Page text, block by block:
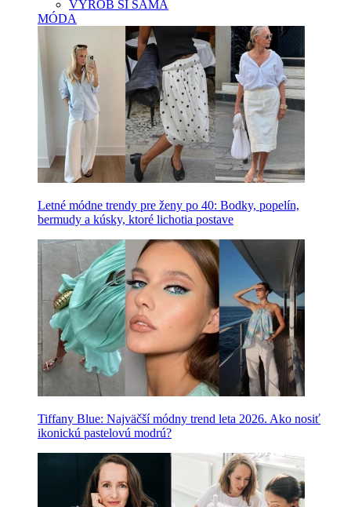
VYROB SI SAMA
MÓDA
Letné módne trendy pre ženy po 40: Bodky, popelín,
bermudy a kúsky, ktoré lichotia postave
Tiffany Blue: Najväčší módny trend leta 2026. Ako nosiť
ikonickú pastelovú modrú?